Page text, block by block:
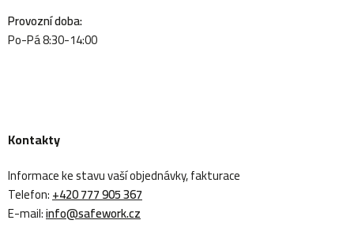
Provozní doba:
Po-Pá 8:30-14:00
Kontakty
Informace ke stavu vaší objednávky, fakturace
Telefon:+420 777 905 367
E-mail:info@safework.cz